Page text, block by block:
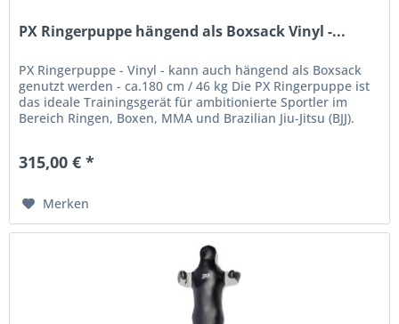
PX Ringerpuppe hängend als Boxsack Vinyl -...
PX Ringerpuppe - Vinyl - kann auch hängend als Boxsack
genutzt werden - ca.180 cm / 46 kg Die PX Ringerpuppe ist
das ideale Trainingsgerät für ambitionierte Sportler im
Bereich Ringen, Boxen, MMA und Brazilian Jiu-Jitsu (BJJ).
315,00 € *
Merken